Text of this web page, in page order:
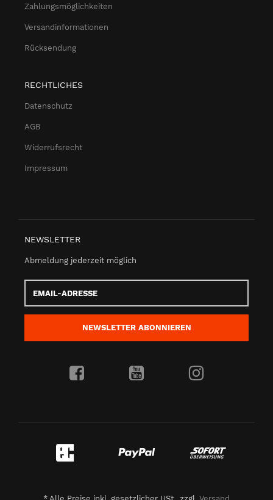
Zahlungsmöglichkeiten
Versandinformationen
Rücksendung
RECHTLICHES
Datenschutz
AGB
Widerrufsrecht
Impressum
NEWSLETTER
Abmeldung jederzeit möglich
Adresse
NEWSLETTER ABONNIEREN